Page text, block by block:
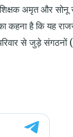
अमृत और सोनू
कहना है कि यह
से जुड़े संगठनों